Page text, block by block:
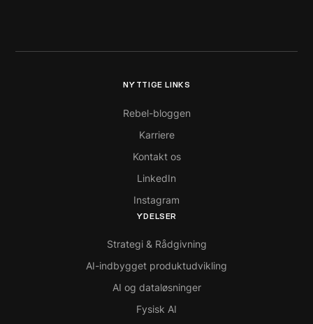
NYTTIGE LINKS
Rebel-bloggen
Karriere
Kontakt os
LinkedIn
Instagram
YDELSER
Strategi & Rådgivning
AI-indbygget produktudvikling
AI og dataløsninger
Fysisk AI